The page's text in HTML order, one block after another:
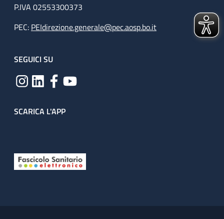
P.IVA 02553300373
PEC: PEIdirezione.generale@pec.aosp.bo.it
SEGUICI SU
SCARICA L'APP